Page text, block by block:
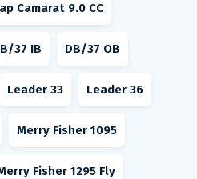
Camarat 9.0 CC
37 IB DB/37 OB
Leader 33 Leader 36
Merry Fisher 1095
Fisher 1295 Fly